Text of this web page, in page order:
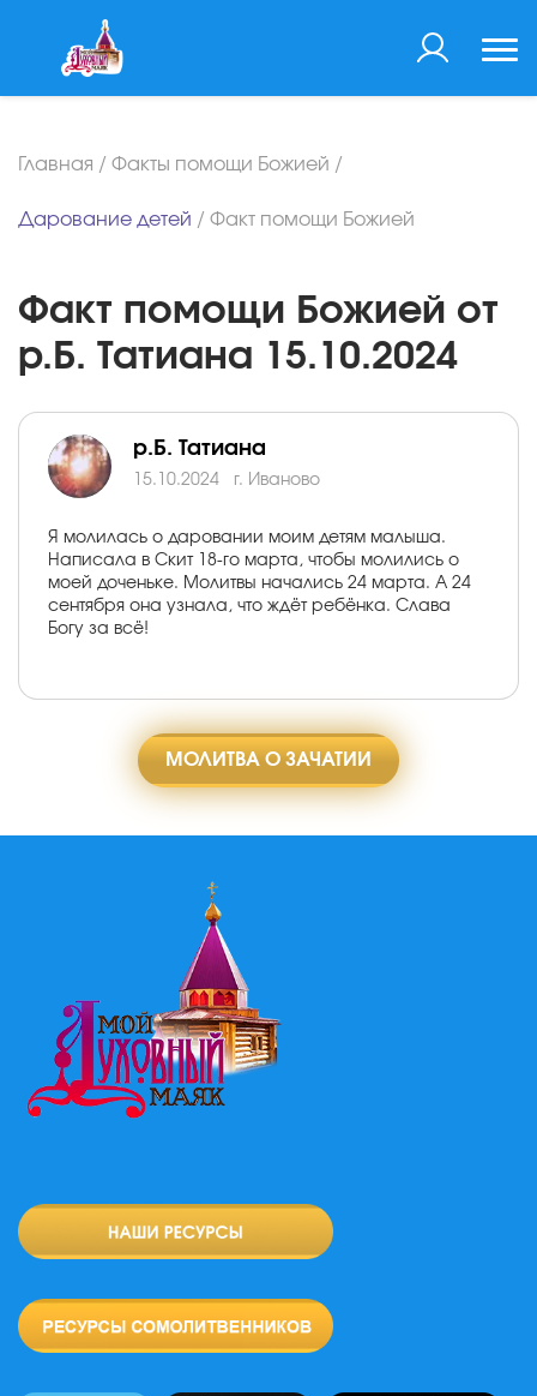
Главная / Факты помощи Божией /
Дарование детей / Факт помощи Божией
Факт помощи Божией от
р.Б. Татиана 15.10.2024
р.Б. Татиана
15.10.2024 г. Иваново
Я молилась о даровании моим детям малыша.
Написала в Скит 18-го марта, чтобы молились о
моей доченьке. Молитвы начались 24 марта. А 24
сентября она узнала, что ждëт ребëнка. Слава
Богу за всë!
МОЛИТВА О ЗАЧАТИИ